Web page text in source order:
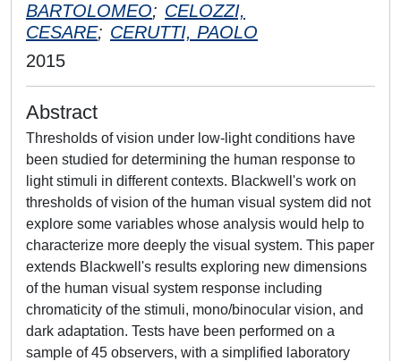
BARTOLOMEO; CELOZZI,
CESARE; CERUTTI, PAOLO
2015
Abstract
Thresholds of vision under low-light conditions have
been studied for determining the human response to
light stimuli in different contexts. Blackwell's work on
thresholds of vision of the human visual system did not
explore some variables whose analysis would help to
characterize more deeply the visual system. This paper
extends Blackwell's results exploring new dimensions
of the human visual system response including
chromaticity of the stimuli, mono/binocular vision, and
dark adaptation. Tests have been performed on a
sample of 45 observers, with a simplified laboratory